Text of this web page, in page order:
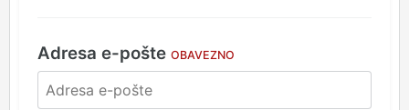
Adresa e-pošte OBAVEZNO